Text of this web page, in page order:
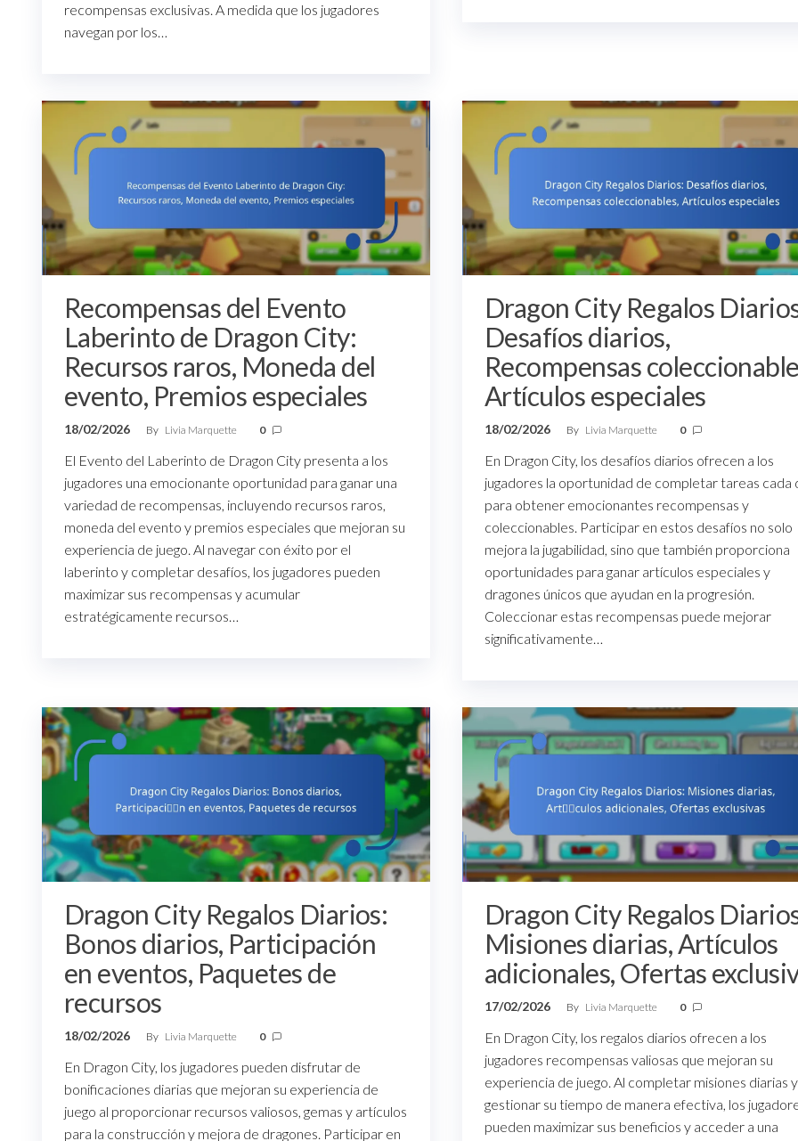
recompensas exclusivas. A medida que los jugadores
navegan por los…
Recompensas del Evento
Laberinto de Dragon City:
Recursos raros, Moneda del
evento, Premios especiales
18/02/2026 By Livia Marquette 0
El Evento del Laberinto de Dragon City presenta a los
jugadores una emocionante oportunidad para ganar una
variedad de recompensas, incluyendo recursos raros,
moneda del evento y premios especiales que mejoran su
experiencia de juego. Al navegar con éxito por el
laberinto y completar desafíos, los jugadores pueden
maximizar sus recompensas y acumular
estratégicamente recursos…
Dragon City Regalos
Desafíos diarios,
Recompensas
Artículos especiales
18/02/2026 By Livia Marquette 0
En Dragon City, los desafíos diarios ofrecen a los
jugadores la oportunidad de completar tareas cada
para obtener emocionantes recompensas y
coleccionables. Participar en estos desafíos no solo
mejora la jugabilidad, sino que también proporciona
oportunidades para ganar artículos especiales y
dragones únicos que ayudan en la progresión.
Coleccionar estas recompensas puede mejorar
significativamente…
Dragon City Regalos Diarios:
Bonos diarios, Participación
en eventos, Paquetes de
recursos
18/02/2026 By Livia Marquette 0
En Dragon City, los jugadores pueden disfrutar de
bonificaciones diarias que mejoran su experiencia de
juego al proporcionar recursos valiosos, gemas y artículos
para la construcción y mejora de dragones. Participar en
Dragon City Regalos
Misiones diarias, Artículos
adicionales, Ofertas
17/02/2026 By Livia Marquette 0
En Dragon City, los regalos diarios ofrecen a los
jugadores recompensas valiosas que mejoran su
experiencia de juego. Al completar misiones diarias y
gestionar su tiempo de manera efectiva, los
pueden maximizar sus beneficios y acceder a una